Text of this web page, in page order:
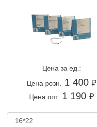
Цена за ед.:
Цена розн.
1 400 ₽
Цена опт. 1 190 ₽